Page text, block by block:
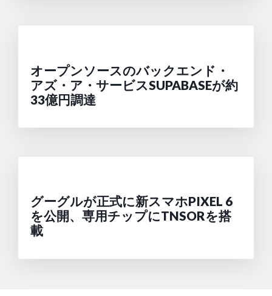
オープンソースのバックエンド・
アズ・ア・サービスSUPABASEが約
33億円調達
グーグルが正式に新スマホPIXEL 6
を公開、専用チップにTNSORを搭
載